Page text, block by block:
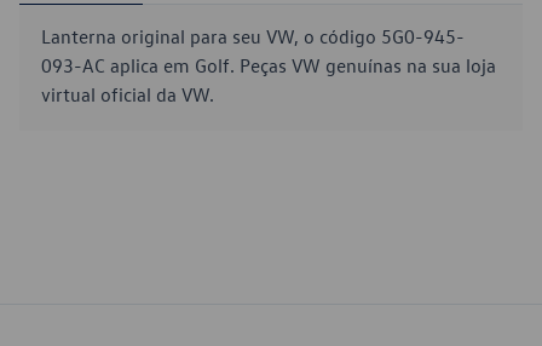
Lanterna original para seu VW, o código 5G0-945-
093-AC aplica em Golf. Peças VW genuínas na sua loja
virtual oficial da VW.